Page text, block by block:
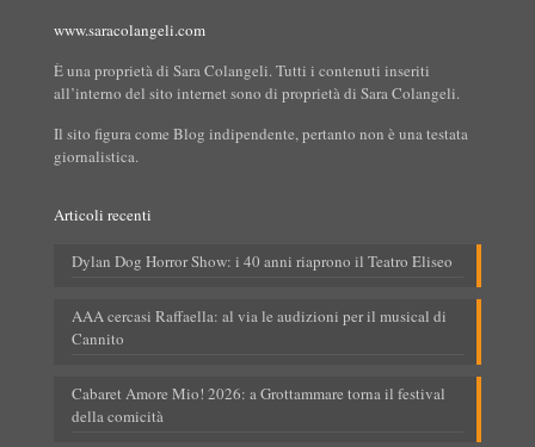
www.saracolangeli.com
È una proprietà di Sara Colangeli. Tutti i contenuti inseriti
all’interno del sito internet sono di proprietà di Sara Colangeli.
Il sito figura come Blog indipendente, pertanto non è una testata
giornalistica.
Articoli recenti
Dylan Dog Horror Show: i 40 anni riaprono il Teatro Eliseo
AAA cercasi Raffaella: al via le audizioni per il musical di
Cannito
Cabaret Amore Mio! 2026: a Grottammare torna il festival
della comicità